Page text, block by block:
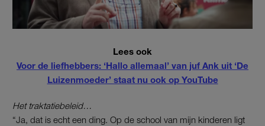
Lees ook
Voor de liefhebbers: ‘Hallo allemaal’ van juf Ank uit ‘De
Luizenmoeder’ staat nu ook op YouTube
Het traktatiebeleid…
“Ja, dat is echt een ding. Op de school van mijn kinderen ligt